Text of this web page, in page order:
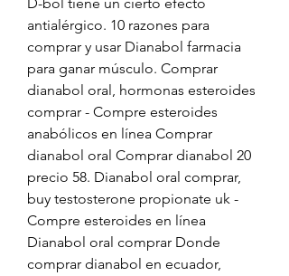
antialérgico. 10 razones para
comprar y usar Dianabol farmacia
para ganar músculo. Comprar
dianabol oral, hormonas esteroides
comprar - Compre esteroides
anabólicos en línea Comprar
dianabol oral Comprar dianabol 20
precio 58. Dianabol oral comprar,
buy testosterone propionate uk -
Compre esteroides en línea
Dianabol oral comprar Donde
comprar dianabol en ecuador,